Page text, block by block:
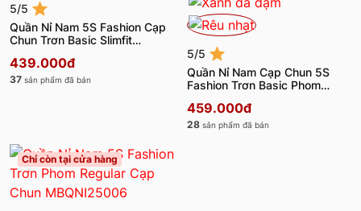
5/5
Quần Nỉ Nam 5S Fashion Cạp
Chun Trơn Basic Slimfit
439.000đ
37 sản phẩm đã bán
5/5
Quần Nỉ Nam Cạp Chun 5S
Fashion Trơn Basic Phom
459.000đ
28 sản phẩm đã bán
Chỉ còn tại cửa hàng